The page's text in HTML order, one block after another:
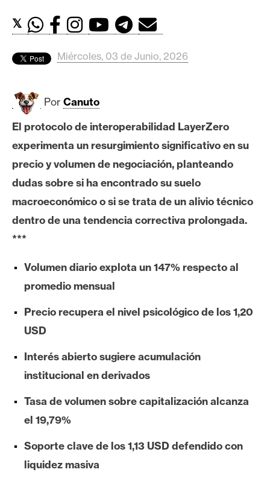
d
s
B
i
t
c
o
i
h
e
e
u
I
A
A
á
𝕏
Miércoles, 03 de Junio, 2026
Por Canuto
El protocolo de interoperabilidad LayerZero
experimenta un resurgimiento significativo en su
precio y volumen de negociación, planteando
dudas sobre si ha encontrado su suelo
macroeconómico o si se trata de un alivio técnico
dentro de una tendencia correctiva prolongada.
***
Volumen diario explota un 147% respecto al
promedio mensual
Precio recupera el nivel psicológico de los 1,20
USD
Interés abierto sugiere acumulación
institucional en derivados
Tasa de volumen sobre capitalización alcanza
el 19,79%
Soporte clave de los 1,13 USD defendido con
liquidez masiva